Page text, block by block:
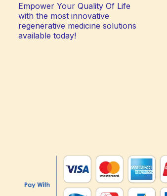
Empower Your Quality Of Life
with the most innovative
regenerative medicine solutions
available today!